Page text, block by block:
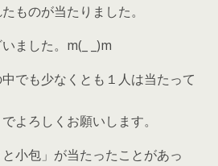
ものが当たりました。
ました。m(_ _)m
でも少なくとも１人は当たって
よろしくお願いします。
小包」が当たったことがあっ